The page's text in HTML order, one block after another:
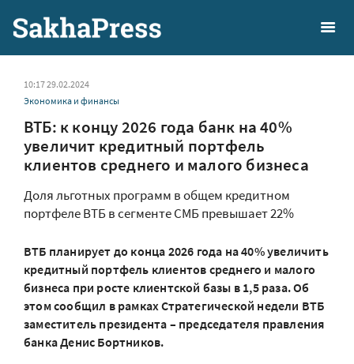
10:17 29.02.2024
Экономика и финансы
ВТБ: к концу 2026 года банк на 40%
увеличит кредитный портфель
клиентов среднего и малого бизнеса
Доля льготных программ в общем кредитном
портфеле ВТБ в сегменте СМБ превышает 22%
ВТБ планирует до конца 2026 года на 40% увеличить
кредитный портфель клиентов среднего и малого
бизнеса при росте клиентской базы в 1,5 раза. Об
этом сообщил в рамках Стратегической недели ВТБ
заместитель президента – председателя правления
банка Денис Бортников.